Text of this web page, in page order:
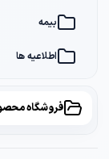
بیمه
اطلاعیه ها
فروشگاه